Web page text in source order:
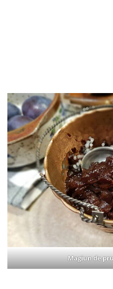
Magiun de